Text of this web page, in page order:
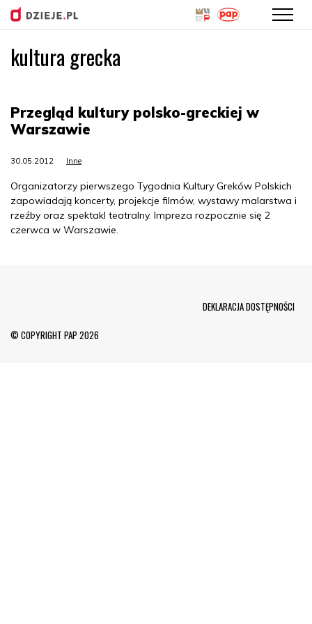
kultura grecka
Przegląd kultury polsko-greckiej w
Warszawie
30.05.2012 Inne
Organizatorzy pierwszego Tygodnia Kultury Greków Polskich
zapowiadają koncerty, projekcje filmów, wystawy malarstwa i
rzeźby oraz spektakl teatralny. Impreza rozpocznie się 2
czerwca w Warszawie.
© COPYRIGHT PAP 2026
DEKLARACJA DOSTĘPNOŚCI